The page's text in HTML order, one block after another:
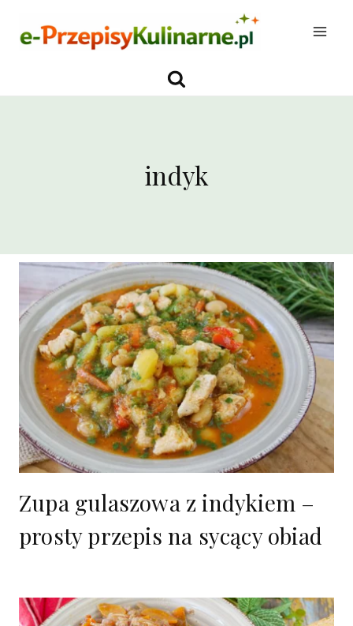
indyk
Zupa gulaszowa z indykiem –
prosty przepis na sycący obiad